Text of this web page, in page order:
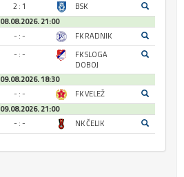
2 : 1
BSK
08.08.2026. 21:00
- : -
FK RADNIK
- : -
FK SLOGA
DOBOJ
09.08.2026. 18:30
- : -
FK VELEŽ
09.08.2026. 21:00
- : - NK ČELIK